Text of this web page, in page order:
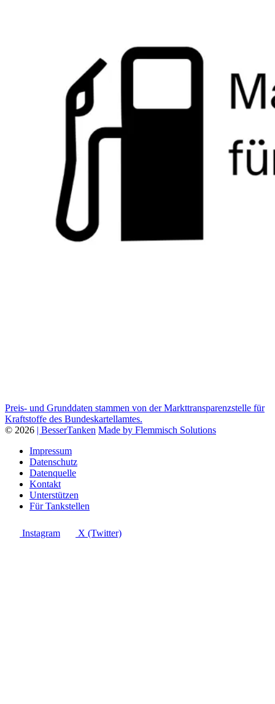
Preis- und Grunddaten stammen von der Markttransparenzstelle für
Kraftstoffe des Bundeskartellamtes.
© 2026 | BesserTanken Made by Flemmisch Solutions
Impressum
Datenschutz
Datenquelle
Kontakt
Unterstützen
Für Tankstellen
Instagram X (Twitter)